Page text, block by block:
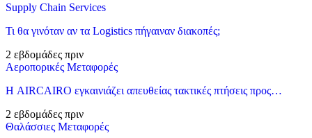
Supply Chain Services
Τι θα γινόταν αν τα Logistics πήγαιναν διακοπές;
2 εβδομάδες πριν
Αεροπορικές Μεταφορές
Η AIRCAIRO εγκαινιάζει απευθείας τακτικές πτήσεις προς…
2 εβδομάδες πριν
Θαλάσσιες Μεταφορές